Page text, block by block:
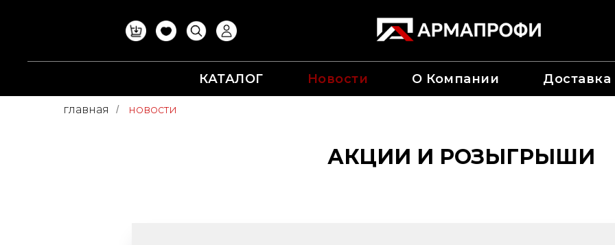
КАТАЛОГ Новости О Компании Доставка
главная / новости
АКЦИИ И РОЗЫГРЫШИ